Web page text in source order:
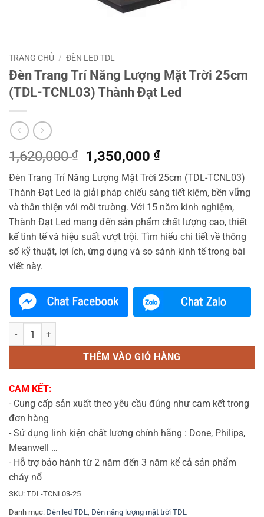
TRANG CHỦ / ĐÈN LED TDL
Đèn Trang Trí Năng Lượng Mặt Trời 25cm
(TDL-TCNL03) Thành Đạt Led
1,620,000₫
Giá
gốc
là:
1,620,000 ₫.
1,350,000₫Giá
hiện
tại
là:
1,350,000 ₫.
Đèn Trang Trí Năng Lượng Mặt Trời 25cm (TDL-TCNL03)
Thành Đạt Led là giải pháp chiếu sáng tiết kiệm, bền vững
và thân thiện với môi trường. Với 15 năm kinh nghiệm,
Thành Đạt Led mang đến sản phẩm chất lượng cao, thiết
kế tinh tế và hiệu suất vượt trội. Tìm hiểu chi tiết về thông
số kỹ thuật, lợi ích, ứng dụng và so sánh kinh tế trong bài
viết này.
Đèn Trang Trí Năng Lượng Mặt Trời 25cm (TDL-TCNL03) Thành
THÊM VÀO GIỎ HÀNG
CAM KẾT:
- Cung cấp sản xuất theo yêu cầu đúng như cam kết trong
đơn hàng
- Sử dụng linh kiện chất lượng chính hãng : Done, Philips,
Meanwell …
- Hỗ trợ bảo hành từ 2 năm đến 3 năm kể cả sản phẩm
cháy nổ
SKU: TDL-TCNL03-25
Danh mục: Đèn led TDL Đèn năng lượng mặt trời TDL